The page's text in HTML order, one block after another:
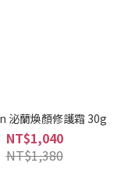
泌蘭煥顏修護霜 30g
NT$1,040
NT$1,380